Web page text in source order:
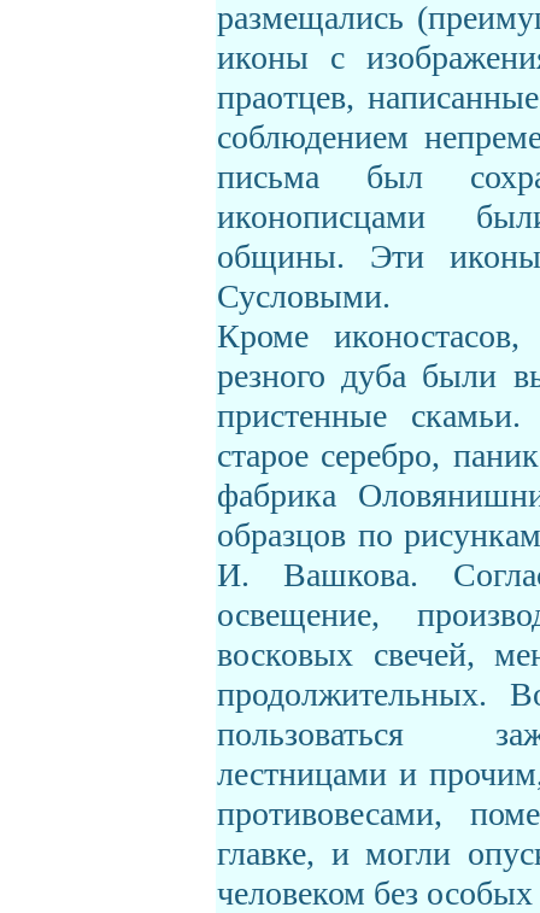
размещались
иконы с
праотцев,
соблюдением
письма был
иконописцами
общины. Эти
Сусловыми.
Кроме
резного дуба были
пристенные
старое серебро,
фабрика
образцов по
И. Вашкова.
освещение,
восковых свечей,
продолжительных.
пользоваться
лестницами и
противовесами,
главке, и могли
человеком без